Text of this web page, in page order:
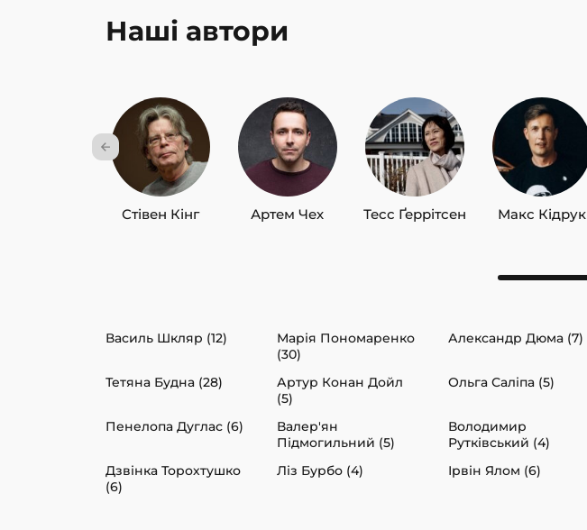
Наші автори
Стівен Кінг Артем Чех Тесс Ґеррітсен Макс Кідрук
Василь Шкляр (12)
Марія Пономаренко
(30)
Александр Дюма (7)
Тетяна Будна (28)
Артур Конан Дойл
(5)
Ольга Саліпа (5)
Пенелопа Дуглас (6)
Валер'ян
Підмогильний (5)
Володимир
Рутківський (4)
Дзвінка Торохтушко
(6)
Ліз Бурбо (4) Ірвін Ялом (6)